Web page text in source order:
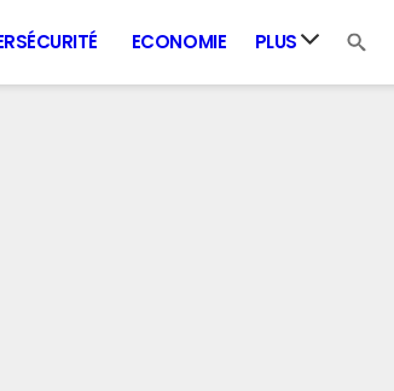
ECONOMIE PLUS